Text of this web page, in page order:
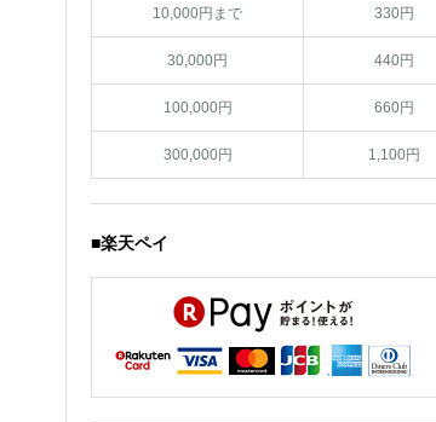
10,000円まで 330円
30,000円 440円
100,000円 660円
300,000円 1,100円
■楽天ペイ